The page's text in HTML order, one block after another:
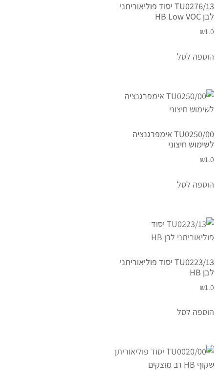
TU0276/13 יסוד פוליאוריתני
לבן HB Low VOC
₪1.0
הוספה לסל
TU0250/00 אימפרגנציה
לשימוש חיצוני
₪1.0
הוספה לסל
TU0223/13 יסוד פוליאוריתני
לבן HB
₪1.0
הוספה לסל